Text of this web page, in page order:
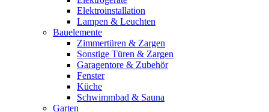
Elektroinstallation
Lampen & Leuchten
Bauelemente
Zimmertüren & Zargen
Sonstige Türen & Zargen
Garagentore & Zubehör
Fenster
Küche
Schwimmbad & Sauna
Garten